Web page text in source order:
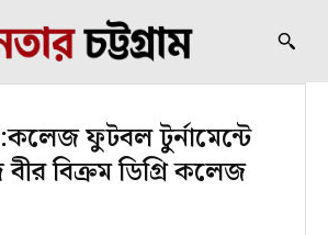
ফুটবল টুর্নামেন্টে
বিক্রম ডিগ্রি কলেজ